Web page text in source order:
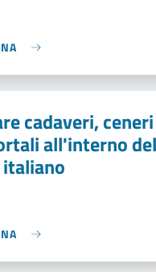
cadaveri, ceneri
all'interno del